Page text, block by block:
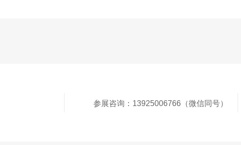
参展咨询：13925006766（微信同号）